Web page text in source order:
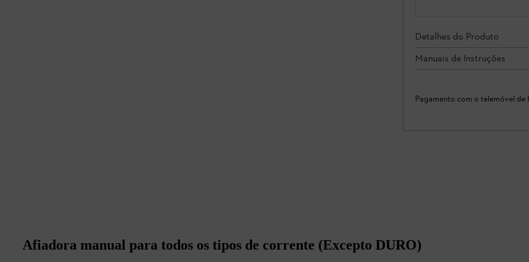
Detalhes do Produto
Manuais de Instruções
Pagamento com o telemóvel de
Afiadora manual para todos os tipos de corrente (Excepto DURO)